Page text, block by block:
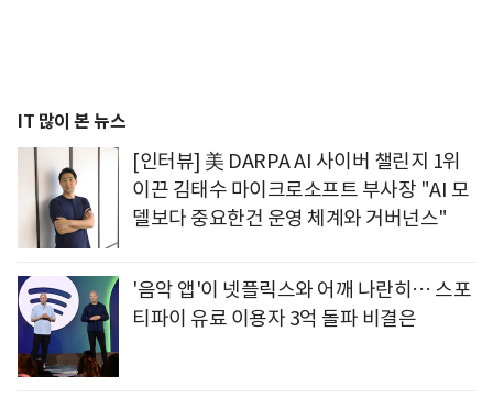
IT 많이 본 뉴스
[인터뷰] 美 DARPA AI 사이버 챌린지 1위
이끈 김태수 마이크로소프트 부사장 "AI 모
델보다 중요한건 운영 체계와 거버넌스"
'음악 앱'이 넷플릭스와 어깨 나란히… 스포
티파이 유료 이용자 3억 돌파 비결은